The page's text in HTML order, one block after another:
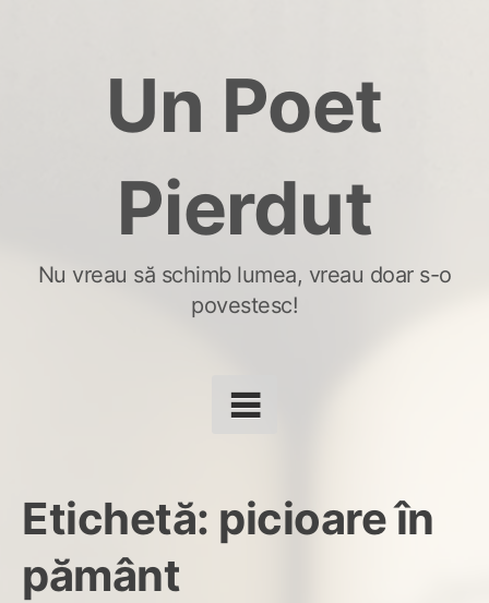
Un Poet
Pierdut
Nu vreau să schimb lumea, vreau doar s-o
povestesc!
Etichetă: picioare în
pământ